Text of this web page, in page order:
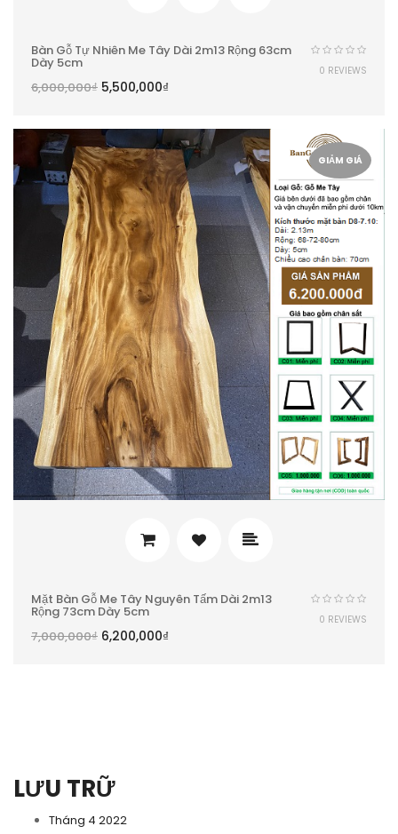
LƯU TRỮ
Tháng 4 2022
Bàn Gỗ Tự Nhiên Me Tây Dài 2m13 Rộng 63cm
Dày 5cm
6,000,000₫ 5,500,000₫
0 REVIEWS
GIẢM GIÁ
Mặt Bàn Gỗ Me Tây Nguyên Tấm Dài 2m13
Rộng 73cm Dày 5cm
7,000,000₫ 6,200,000₫
0 REVIEWS